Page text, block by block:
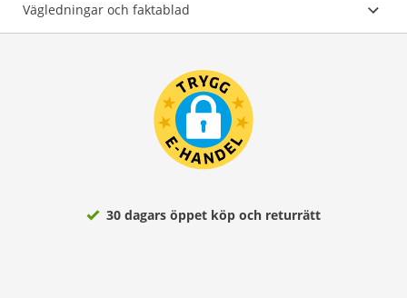
Vägledningar och faktablad
30 dagars öppet köp och returrätt